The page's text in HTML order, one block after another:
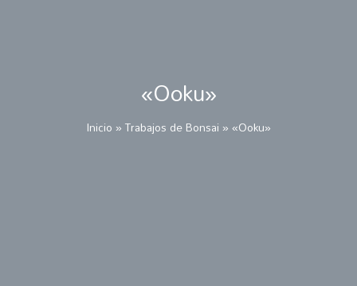
«Ooku»
Inicio Trabajos de Bonsai «Ooku»